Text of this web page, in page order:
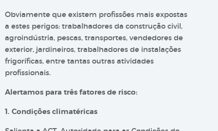
Obviamente que existem profissões mais expostas
a estes perigos: trabalhadores da construção civil,
agroindústria, pescas, transportes, vendedores de
exterior, jardineiros, trabalhadores de instalações
frigoríficas, entre tantas outras atividades
profissionais.
Alertamos para três fatores de risco:
1. Condições climatéricas